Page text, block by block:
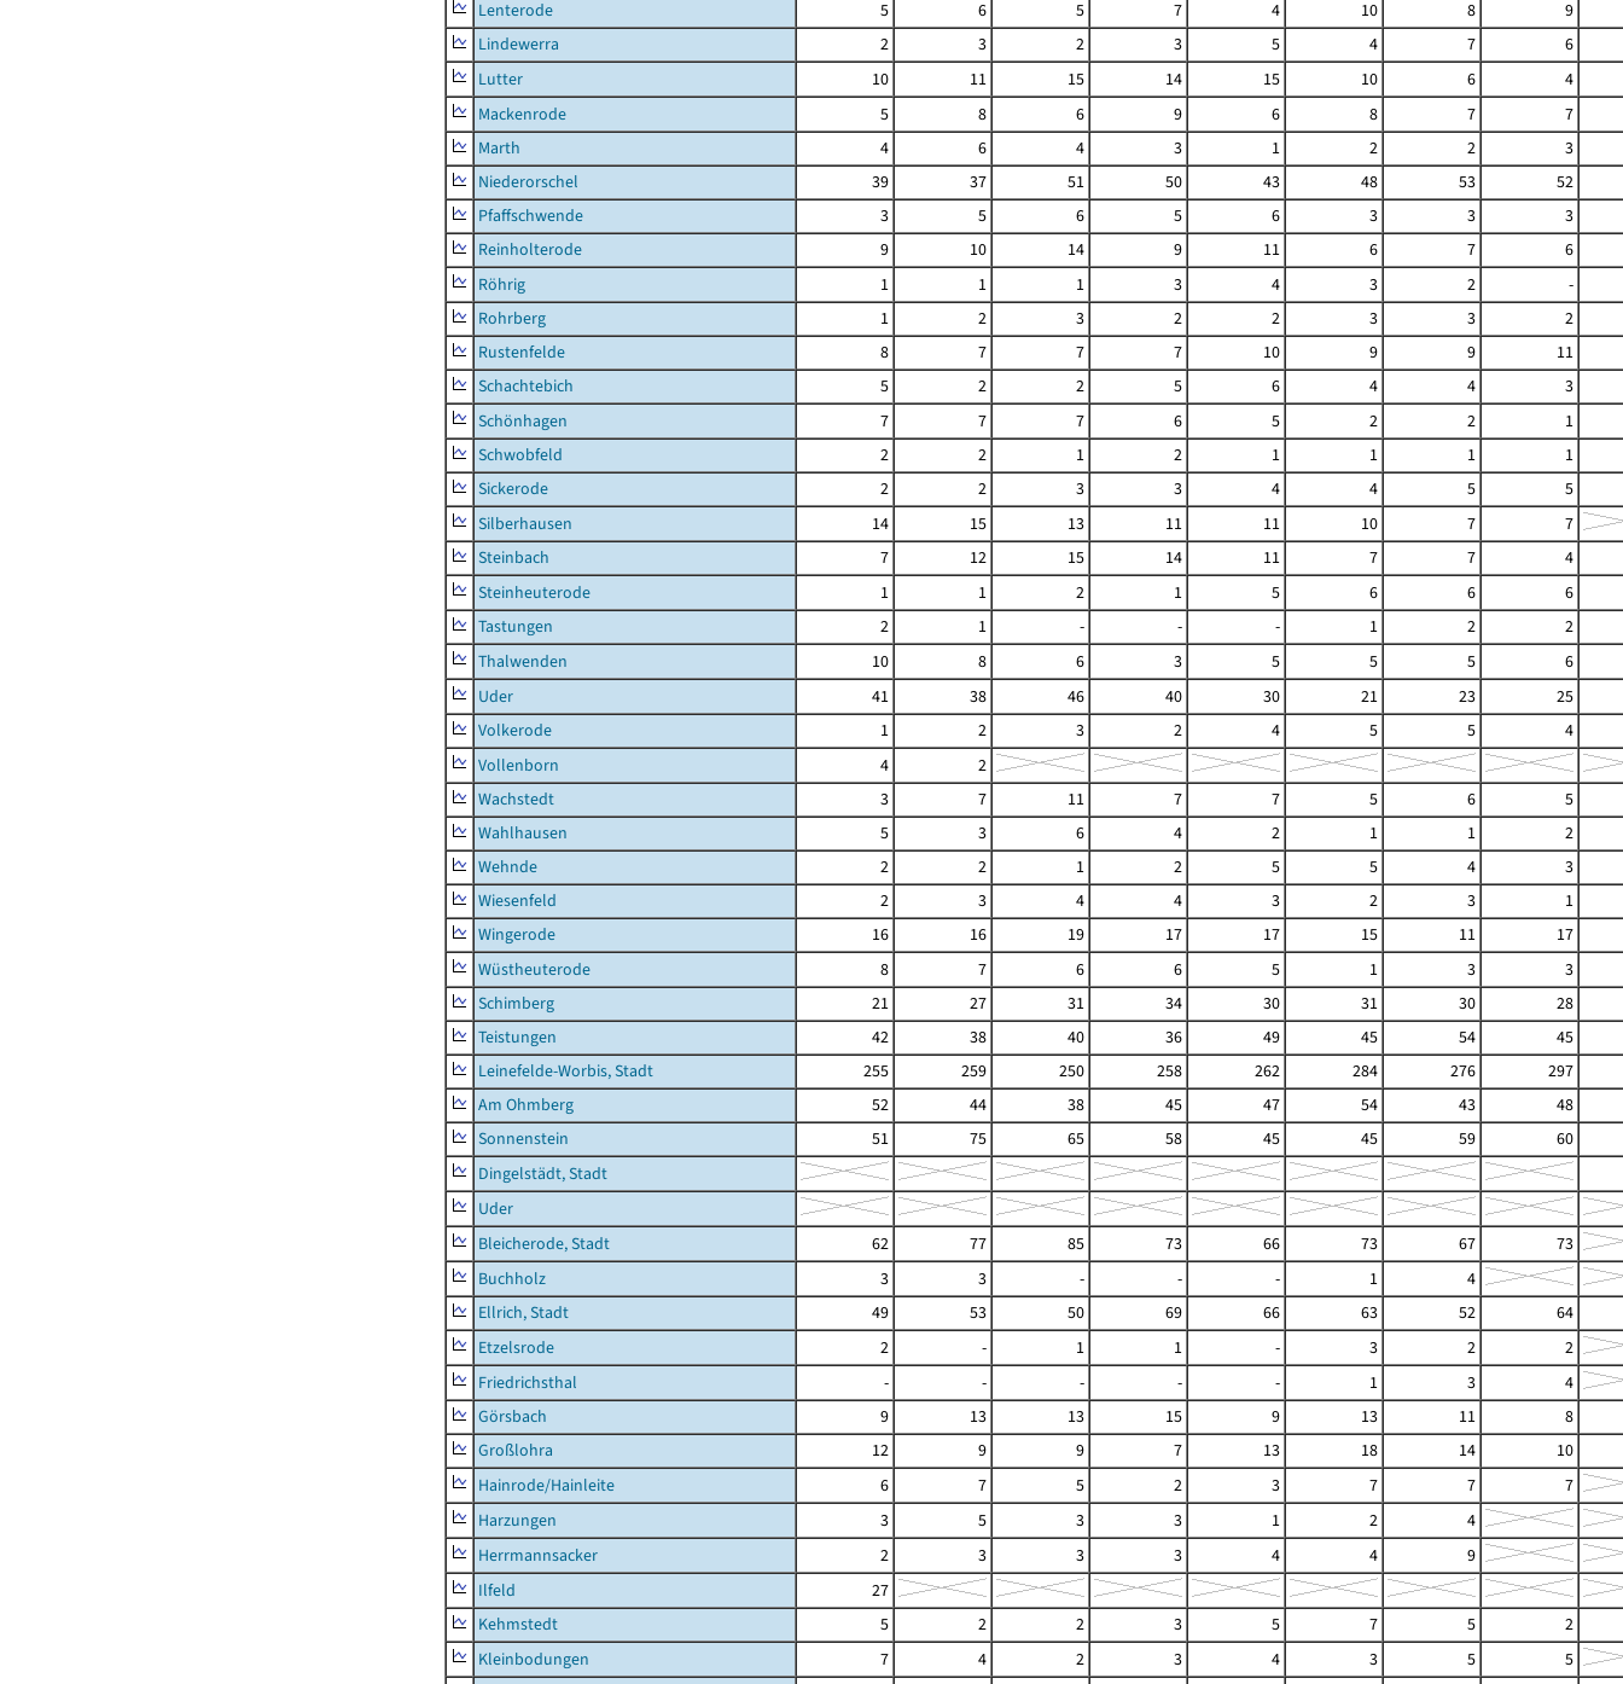
Lenterode
5 6 5 7 4 10 8
9
Lindewerra
2 3 2 3 5 4 7
6
Lutter
10 11 15 14 15 10 6
4
Mackenrode
5 8 6 9 6 8 7
7
Marth
4 6 4 3 1 2 2
3
Niederorschel
39 37 51 50 43 48 53
52
Pfaffschwende
3 5 6 5 6 3 3
3
Reinholterode
9 10 14 9 11 6 7
6
Röhrig
1 1 1 3 4 3 2
-
Rohrberg
1 2 3 2 2 3 3
2
Rustenfelde
8 7 7 7 10 9 9
11
Schachtebich
5 2 2 5 6 4 4
3
Schönhagen
7 7 7 6 5 2 2
1
Schwobfeld
2 2 1 2 1 1 1
1
Sickerode
2 2 3 3 4 4 5
5
Silberhausen
14 15 13 11 11 10 7
7
Steinbach
7 12 15 14 11 7 7
4
Steinheuterode
1 1 2 1 5 6 6
6
Tastungen
2 1 - - - 1 2
2
Thalwenden
10 8 6 3 5 5 5
6
Uder
41 38 46 40 30 21 23
25
Volkerode
1 2 3 2 4 5 5
4
Vollenborn
4
2
Wachstedt
3 7 11 7 7 5 6
5
Wahlhausen
5 3 6 4 2 1 1
2
Wehnde
2 2 1 2 5 5 4
3
Wiesenfeld
2 3 4 4 3 2 3
1
Wingerode
16 16 19 17 17 15 11
17
Wüstheuterode
8 7 6 6 5 1 3
3
Schimberg
21 27 31 34 30 31 30
28
Teistungen
42 38 40 36 49 45 54
45
Leinefelde-Worbis, Stadt
255 259 250 258 262 284 276
297
Am Ohmberg
52 44 38 45 47 54 43
48
Sonnenstein
51 75 65 58 45 45 59
60
Dingelstädt, Stadt
Uder
Bleicherode, Stadt
62 77 85 73 66 73 67
73
Buchholz
3 3 - - - 1
4
Ellrich, Stadt
49 53 50 69 66 63 52
64
Etzelsrode
2 - 1 1 - 3 2
2
Friedrichsthal
- - - - - 1 3
4
Görsbach
9 13 13 15 9 13 11
8
Großlohra
12 9 9 7 13 18 14
10
Hainrode/Hainleite
6 7 5 2 3 7 7
7
Harzungen
3 5 3 3 1 2
4
Herrmannsacker
2 3 3 3 4 4
9
Ilfeld
27
Kehmstedt
5 2 2 3 5 7 5
2
Kleinbodungen
7 4 2 3 4 3 5
5